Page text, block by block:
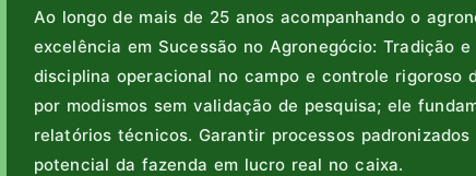
Ao longo de mais de 25 anos acompanhando o
excelência em Sucessão no Agronegócio: Tradição
disciplina operacional no campo e controle rigoroso
por modismos sem validação de pesquisa; ele
relatórios técnicos. Garantir processos
potencial da fazenda em lucro real no caixa.